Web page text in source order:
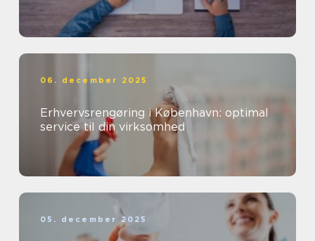
06. december 2025
Erhvervsrengøring i København: optimal
service til din virksomhed
05. december 2025